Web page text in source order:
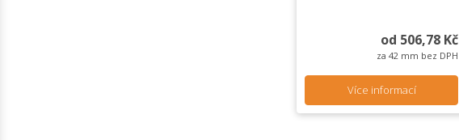
od 506,78 Kč
za 42 mm bez DPH
Více informací